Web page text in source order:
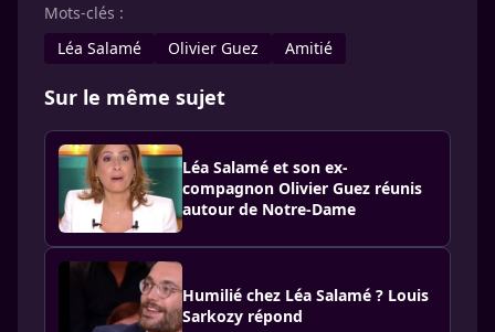
Mots-clés :
Léa Salamé
Olivier Guez Amitié
Sur le même sujet
Léa Salamé et son ex-
compagnon Olivier Guez réunis
autour de Notre-Dame
Humilié chez Léa Salamé ? Louis
Sarkozy répond